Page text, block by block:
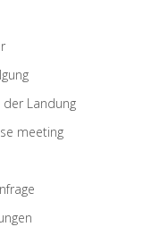
Landung
meeting